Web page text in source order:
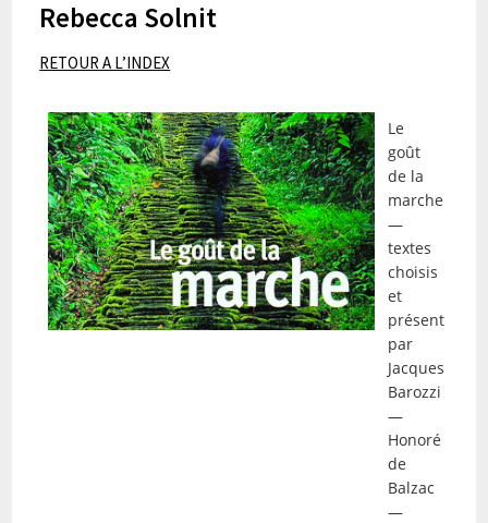
Rebecca Solnit
RETOUR A L’INDEX
Le
goût
de la
marche
—
textes
choisis
et
présentés
par
Jacques
Barozzi
—
Honoré
de
Balzac
—